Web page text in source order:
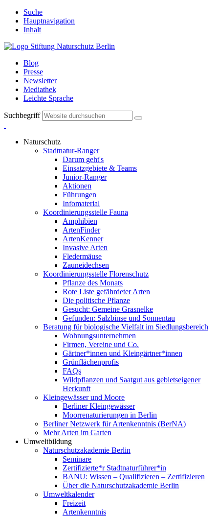
Suche
Hauptnavigation
Inhalt
Blog
Presse
Newsletter
Mediathek
Leichte Sprache
Suchbegriff
Naturschutz
Stadtnatur-Ranger
Darum geht's
Einsatzgebiete & Teams
Junior-Ranger
Aktionen
Führungen
Infomaterial
Koordinierungsstelle Fauna
Amphibien
ArtenFinder
ArtenKenner
Invasive Arten
Fledermäuse
Zauneidechsen
Koordinierungsstelle Florenschutz
Pflanze des Monats
Rote Liste gefährdeter Arten
Die politische Pflanze
Gesucht: Gemeine Grasnelke
Gefunden: Salzbinse und Sonnentau
Beratung für biologische Vielfalt im Siedlungsbereich
Wohnungsunternehmen
Firmen, Vereine und Co.
Gärtner*innen und Kleingärtner*innen
Grünflächenprofis
FAQs
Wildpflanzen und Saatgut aus gebietseigener
Herkunft
Kleingewässer und Moore
Berliner Kleingewässer
Moorrenaturierungen in Berlin
Berliner Netzwerk für Artenkenntnis (BerNA)
Mehr Arten im Garten
Umweltbildung
Naturschutzakademie Berlin
Seminare
Zertifizierte*r Stadtnaturführer*in
BANU: Wissen – Qualifizieren – Zertifizieren
Über die Naturschutzakademie Berlin
Umweltkalender
Freizeit
Artenkenntnis